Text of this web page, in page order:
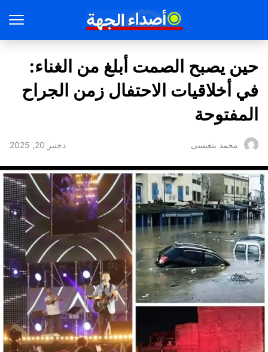
حين يصبح الصمت أبلغ من الغناء:
في أخلاقيات الاحتفال زمن الجراح
المفتوحة
محمد بنعيسى دجنبر 20, 2025